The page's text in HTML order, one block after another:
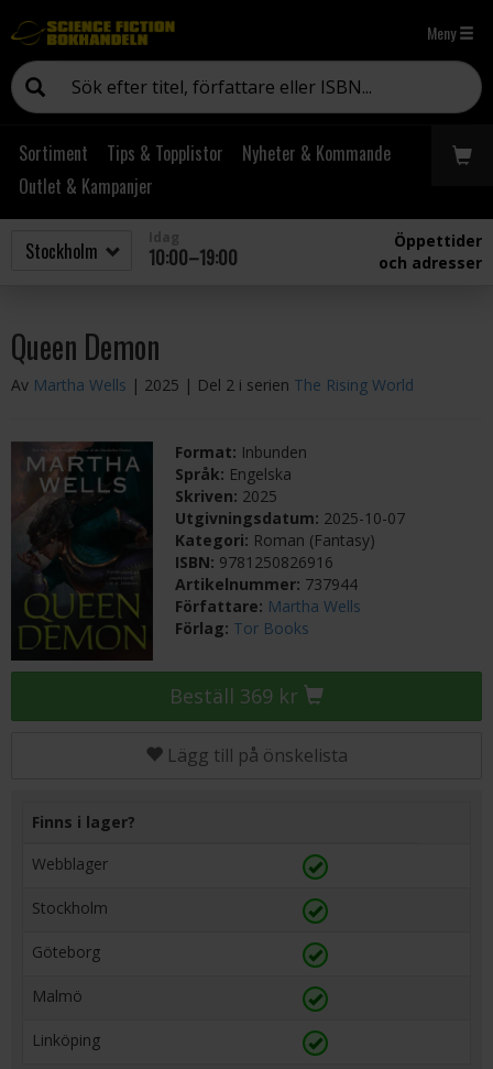
Meny
Sortiment Tips & Topplistor
Nyheter & Kommande
Outlet & Kampanjer
10:00–19:00
Öppettider
och adresser
Queen Demon
Av Martha Wells | 2025 | Del 2 i serien The Rising World
Format: Inbunden
Språk: Engelska
Skriven: 2025
Utgivningsdatum: 2025-10-07
Kategori: Roman (Fantasy)
ISBN: 9781250826916
Artikelnummer: 737944
Författare: Martha Wells
Förlag: Tor Books
Beställ 369 kr
Lägg till på önskelista
Finns i lager?
Webblager
Stockholm
Göteborg
Malmö
Linköping